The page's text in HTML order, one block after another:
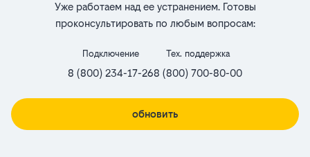
Уже работаем над ее устранением. Готовы
проконсультировать по любым вопросам:
Подключение
8 (800) 234-17-26
Тех. поддержка
8 (800) 700-80-00
обновить